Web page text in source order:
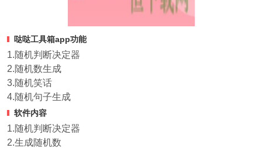
哒哒工具箱app功能
1.随机判断决定器
2.随机数生成
3.随机笑话
4.随机句子生成
软件内容
1.随机判断决定器
2.生成随机数